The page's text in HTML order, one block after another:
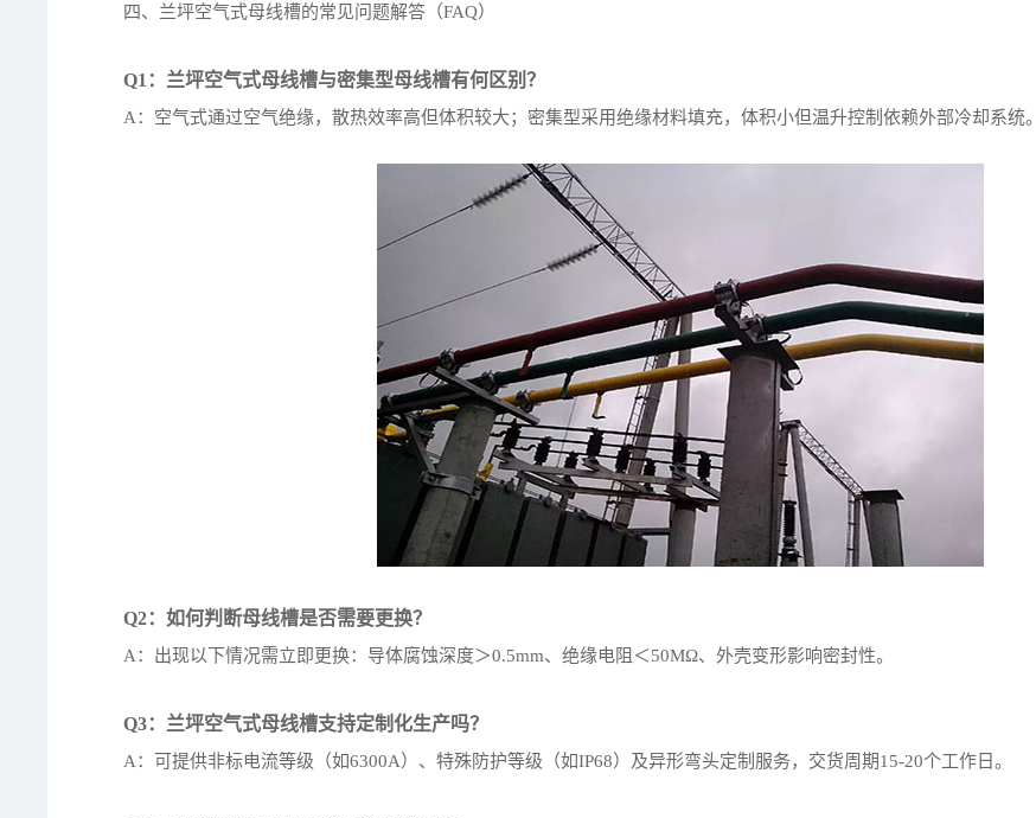
四、兰坪空气式母线槽的常见问题解答（FAQ）
Q1：兰坪空气式母线槽与密集型母线槽有何区别？
A：空气式通过空气绝缘，散热效率高但体积较大；密集型采用绝缘材料填充，体积小但温升控制依赖外部冷却系统。
Q2：如何判断母线槽是否需要更换？
A：出现以下情况需立即更换：导体腐蚀深度＞0.5mm、绝缘电阻＜50MΩ、外壳变形影响密封性。
Q3：兰坪空气式母线槽支持定制化生产吗？
A：可提供非标电流等级（如6300A）、特殊防护等级（如IP68）及异形弯头定制服务，交货周期15-20个工作日。